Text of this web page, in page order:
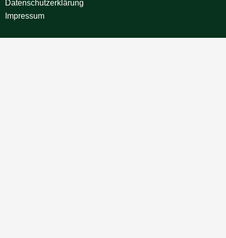
Datenschutz­erklärung
Impressum